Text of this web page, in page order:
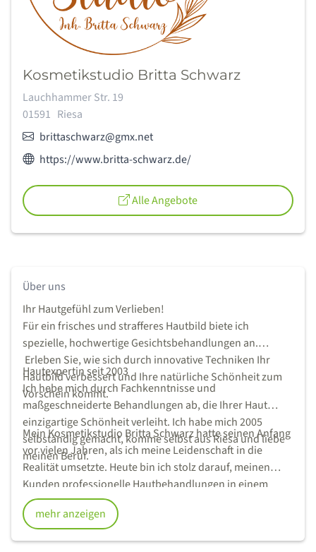
Kosmetikstudio Britta Schwarz
Adresse:
Lauchhammer Str. 19
01591 Riesa
E-Mail:brittaschwarz@gmx.net
Webseite des Anbieters:
https://www.britta-schwarz.de/
Alle Angebote
Über uns
Ihr Hautgefühl zum Verlieben!
Für ein frisches und strafferes Hautbild biete ich
spezielle, hochwertige Gesichtsbehandlungen an.
Erleben Sie, wie sich durch innovative Techniken Ihr
Hautbild verbessert und Ihre natürliche Schönheit zum
Vorschein kommt.
Hautexpertin seit 2003
Ich hebe mich durch Fachkenntnisse und
maßgeschneiderte Behandlungen ab, die Ihrer Haut
einzigartige Schönheit verleiht. Ich habe mich 2005
selbständig gemacht, komme selbst aus Riesa und liebe
meinen Beruf.
Mein Kosmetikstudio Britta Schwarz hatte seinen Anfang
vor vielen Jahren, als ich meine Leidenschaft in die
Realität umsetzte. Heute bin ich stolz darauf, meinen
Kunden professionelle Hautbehandlungen in einem
entspannten Ambiente zu bieten.
mehr anzeigen